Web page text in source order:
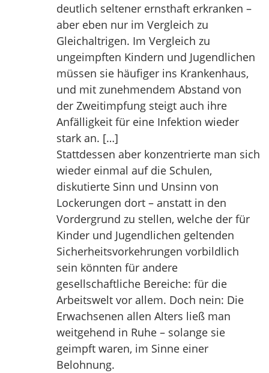
deutlich seltener ernsthaft erkranken –
aber eben nur im Vergleich zu
Gleichaltrigen. Im Vergleich zu
ungeimpften Kindern und Jugendlichen
müssen sie häufiger ins Krankenhaus,
und mit zunehmendem Abstand von
der Zweitimpfung steigt auch ihre
Anfälligkeit für eine Infektion wieder
stark an. […]
Stattdessen aber konzentrierte man sich
wieder einmal auf die Schulen,
diskutierte Sinn und Unsinn von
Lockerungen dort – anstatt in den
Vordergrund zu stellen, welche der für
Kinder und Jugendlichen geltenden
Sicherheitsvorkehrungen vorbildlich
sein könnten für andere
gesellschaftliche Bereiche: für die
Arbeitswelt vor allem. Doch nein: Die
Erwachsenen allen Alters ließ man
weitgehend in Ruhe – solange sie
geimpft waren, im Sinne einer
Belohnung.